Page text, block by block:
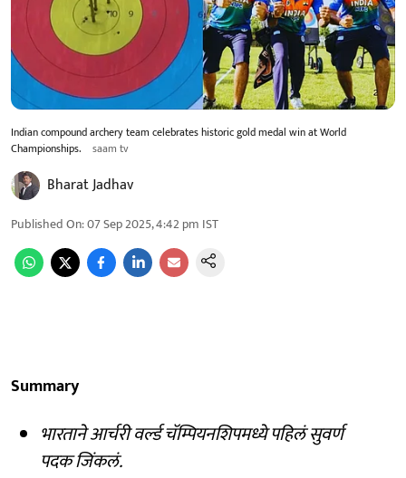
Indian compound archery team celebrates historic gold medal win at World
Championships.
saam tv
Bharat Jadhav
Published On:07 Sep 2025, 4:42 pm IST
Summary
भारताने आर्चरी वर्ल्ड चॅम्पियनशिपमध्ये पहिलं सुवर्ण
पदक जिंकलं.